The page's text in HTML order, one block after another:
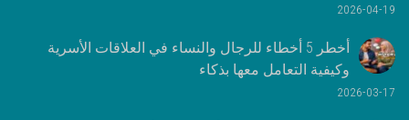
2026-04-19
أخطر 5 أخطاء للرجال والنساء في العلاقات الأسرية
وكيفية التعامل معها بذكاء
2026-03-17